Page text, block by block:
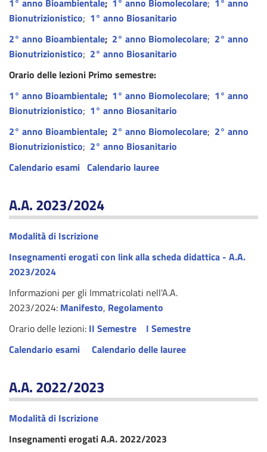
1° anno Bioambientale; 1° anno Biomolecolare; 1° anno
Bionutrizionistico; 1° anno Biosanitario
2° anno Bioambientale; 2° anno Biomolecolare; 2° anno
Bionutrizionistico; 2° anno Biosanitario
Orario delle lezioni Primo semestre:
1° anno Bioambientale; 1° anno Biomolecolare; 1° anno
Bionutrizionistico; 1° anno Biosanitario
2° anno Bioambientale; 2° anno Biomolecolare; 2° anno
Bionutrizionistico; 2° anno Biosanitario
Calendario esami Calendario lauree
A.A. 2023/2024
Modalità di Iscrizione
Insegnamenti erogati con link alla scheda didattica - A.A.
2023/2024
Informazioni per gli Immatricolati nell'A.A.
2023/2024: Manifesto, Regolamento
Orario delle lezioni: II Semestre
I Semestre
Calendario esami
Calendario delle lauree
A.A. 2022/2023
Modalità di Iscrizione
Insegnamenti erogati A.A. 2022/2023